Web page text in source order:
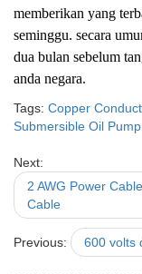
memberikan yang
seminggu. secara
dua bulan sebelum
anda negara.
Tags: Copper
Submersible Oil
Next:
2 AWG Power
Cable
Previous: 600 volts